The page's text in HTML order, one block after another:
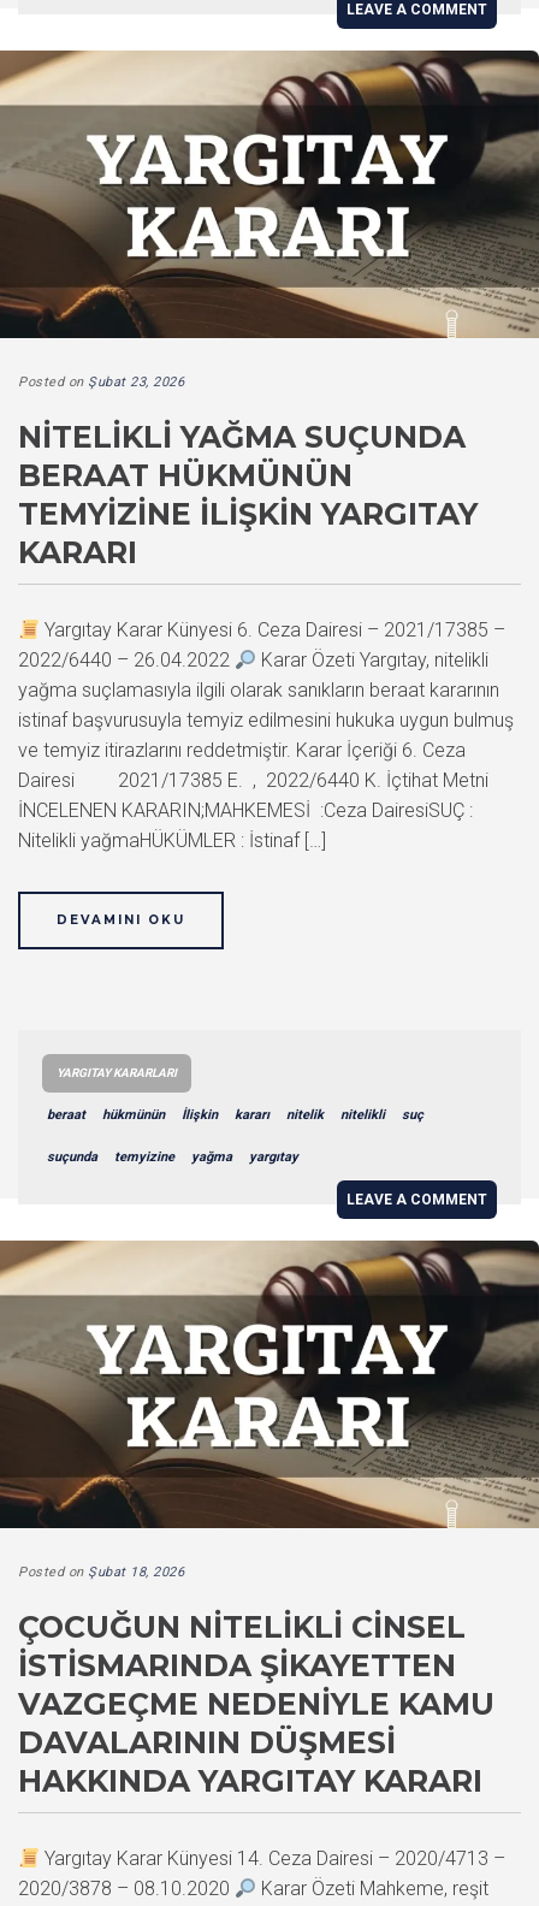
LEAVE A COMMENT
Posted on Şubat 23, 2026
NITELIKLI YAĞMA SUÇUNDA
BERAAT HÜKMÜNÜN
TEMYIZINE İLIŞKIN YARGITAY
KARARI
Yargıtay Karar Künyesi 6. Ceza Dairesi – 2021/17385 –
2022/6440 – 26.04.2022
Karar Özeti Yargıtay, nitelikli
yağma suçlamasıyla ilgili olarak sanıkların beraat kararının
istinaf başvurusuyla temyiz edilmesini hukuka uygun bulmuş
ve temyiz itirazlarını reddetmiştir. Karar İçeriği 6. Ceza
Dairesi 2021/17385 E. , 2022/6440 K. İçtihat Metni
İNCELENEN KARARIN;MAHKEMESİ :Ceza DairesiSUÇ :
Nitelikli yağmaHÜKÜMLER : İstinaf […]
DEVAMINI OKU
YARGITAY KARARLARI
beraat hükmünün İlişkin kararı nitelik nitelikli suç
suçunda temyizine yağma yargıtay
LEAVE A COMMENT
Posted on Şubat 18, 2026
ÇOCUĞUN NITELIKLI CINSEL
İSTISMARINDA ŞIKAYETTEN
VAZGEÇME NEDENIYLE KAMU
DAVALARININ DÜŞMESI
HAKKINDA YARGITAY KARARI
Yargıtay Karar Künyesi 14. Ceza Dairesi – 2020/4713 –
2020/3878 – 08.10.2020
Karar Özeti Mahkeme, reşit